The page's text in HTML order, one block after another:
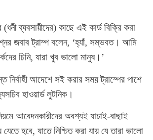
(ধনী ব্যবসায়ীদের) কাছে এই কার্ড বিক্রি করা
জবাব ট্রাম্প বলেন, ‘হ্যাঁ, সম্ভবত। আমি
চিনি, যারা খুব ভালো মানুষ।’
নির্বাহী আদেশে সই করার সময় ট্রাম্পের পাশে
হাওয়ার্ড লুটনিক।
আবেদনকারীদের অবশ্যই যাচাই-বাছাই
যেতে হবে, যাতে নিশ্চিত করা যায় যে তারা ভালো